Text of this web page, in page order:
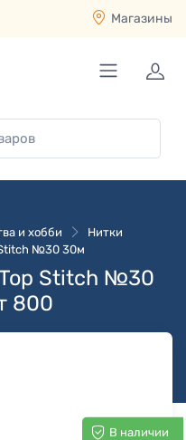
Магазины
и хобби
Нитки
№30 30м
Stitch №30
800
В наличии